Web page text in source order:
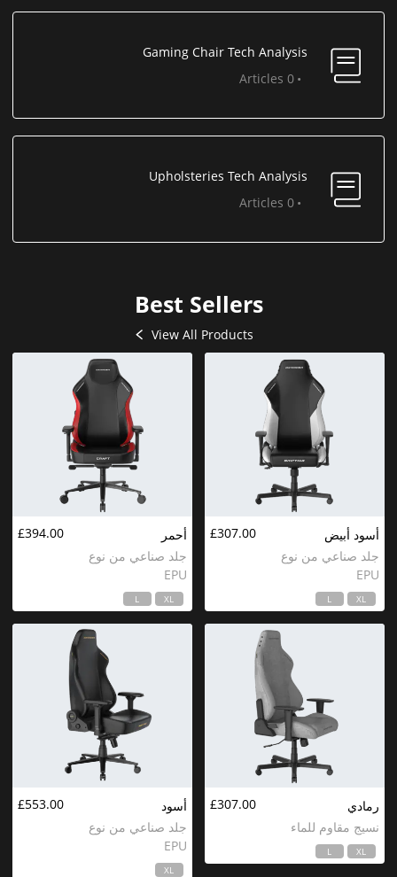
Gaming Chair Tech Analysis
0 Articles
Upholsteries Tech Analysis
0 Articles
Best Sellers
View All Products
أسود أبيض
جلد صناعي من نوع
EPU
£307.00
XL
L
أحمر
جلد صناعي من نوع
EPU
£394.00
XL
L
رمادي
نسيج مقاوم للماء
£307.00
XL
L
أسود
جلد صناعي من نوع
EPU
£553.00
XL